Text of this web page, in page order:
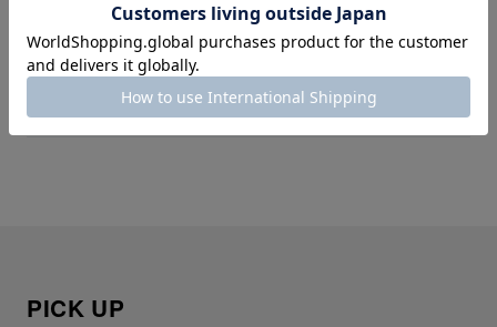
FREEMANS SPORTING
CLUB 2020 A/W
COLLECTION
NEWS
DOWN JACKET FAIR 開
催のお知らせ
PICK UP